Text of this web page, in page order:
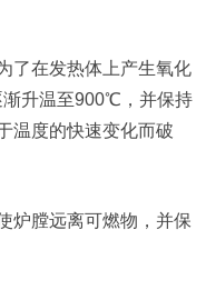
了在发热体上产生氧化
渐升温至900℃，并保持
温度的快速变化而破
炉膛远离可燃物，并保